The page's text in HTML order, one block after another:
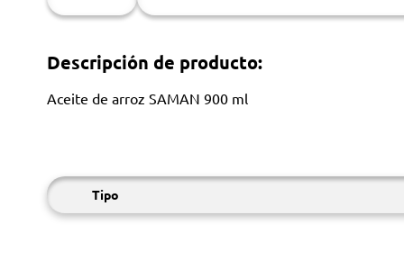
Descripción de producto:
Aceite de arroz SAMAN 900 ml
Tipo